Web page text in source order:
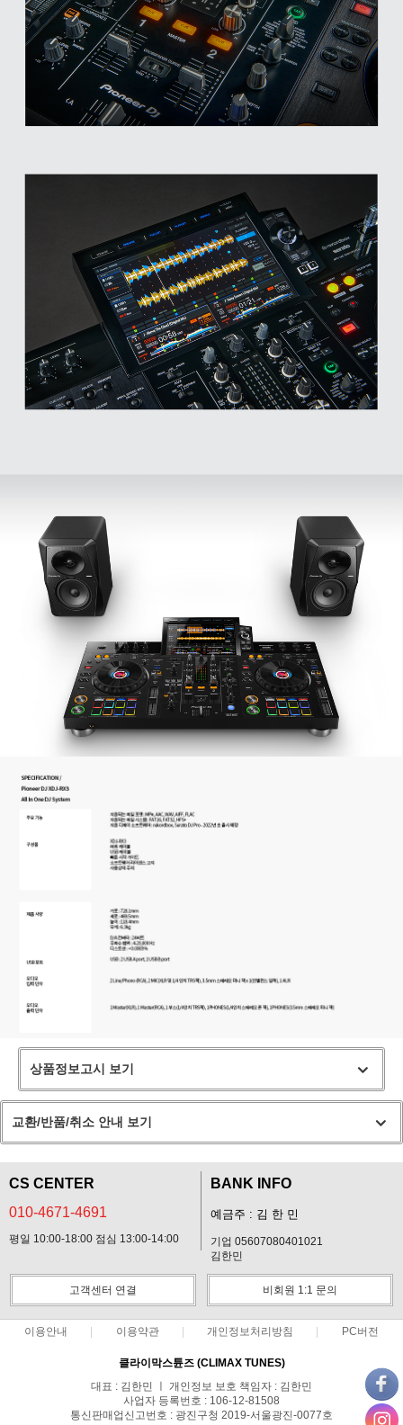
상품정보고시 보기
교환/반품/취소 안내 보기
CS CENTER
010-4671-4691
평일 10:00-18:00 점심 13:00-14:00
BANK INFO
예금주 : 김 한 민
기업 05607080401021
김한민
고객센터 연결 비회원 1:1 문의
이용안내 이용약관 개인정보처리방침 PC버전
클라이막스튠즈 (CLIMAX TUNES)
대표 : 김한민 ㅣ 개인정보 보호 책임자 : 김한민
사업자 등록번호 : 106-12-81508
통신판매업신고번호 : 광진구청 2019-서울광진-0077호